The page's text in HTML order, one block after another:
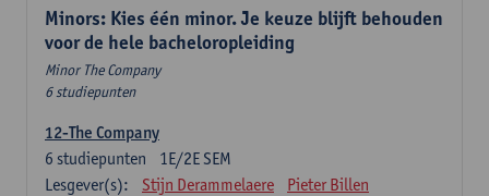
Minors: Kies één minor. Je keuze blijft behouden
voor de hele bacheloropleiding
Minor The Company
6 studiepunten
12-The Company
1E/2E SEM
6 studiepunten
Lesgever(s):
Stijn Derammelaere Pieter Billen